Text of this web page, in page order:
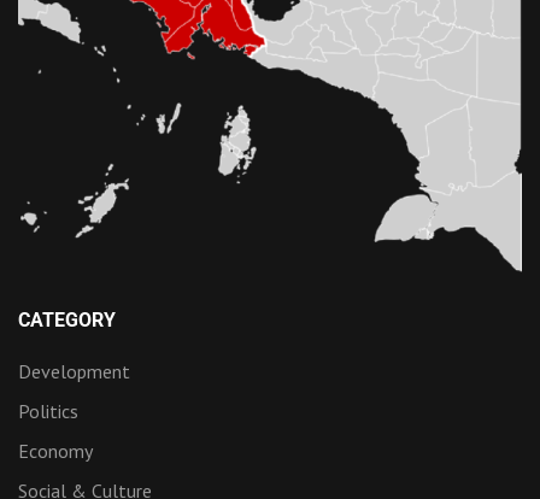
CATEGORY
Development
Politics
Economy
Social & Culture